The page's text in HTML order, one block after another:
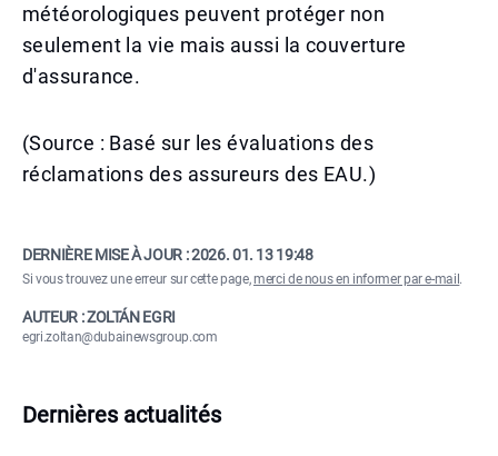
météorologiques peuvent protéger non
seulement la vie mais aussi la couverture
d'assurance.
(Source : Basé sur les évaluations des
réclamations des assureurs des EAU.)
DERNIÈRE MISE À JOUR :2026. 01. 13 19:48
Si vous trouvez une erreur sur cette page,merci de nous en informer par e-mail .
AUTEUR : ZOLTÁN EGRI
egri.zoltan@dubainewsgroup.com
Dernières actualités